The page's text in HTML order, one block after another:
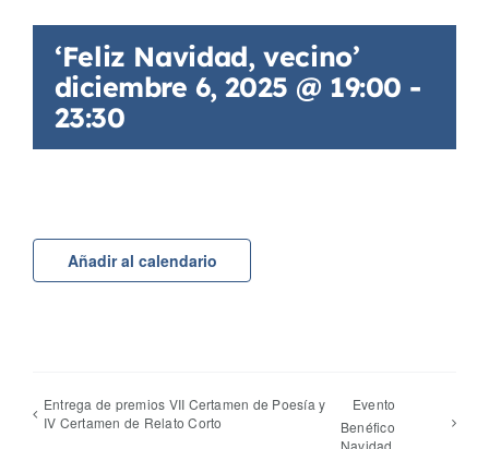
‘Feliz Navidad, vecino’
diciembre 6, 2025 @ 19:00 -
23:30
Añadir al calendario
Entrega de premios VII Certamen de Poesía y
IV Certamen de Relato Corto
Evento
Benéfico
Navidad